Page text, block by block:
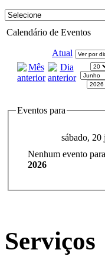
Calendário de Eventos
Atual
Eventos para
sábado,
Nenhum evento para
2026
Serviços